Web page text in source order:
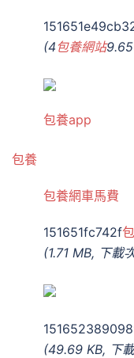
(4 包養網站
包養app
包養
包養網車馬費
151651fc742f
(1.71 MB, 下載
(49.69 KB, 下